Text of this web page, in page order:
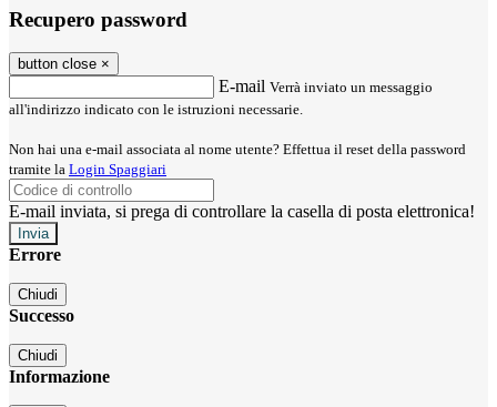
Recupero password
button close ×
E-mail Verrà inviato un messaggio
all'indirizzo indicato con le istruzioni necessarie.
Non hai una e-mail associata al nome utente? Effettua il reset della password
tramite la Login Spaggiari
E-mail inviata, si prega di controllare la casella di posta elettronica!
Errore
Chiudi
Successo
Chiudi
Informazione